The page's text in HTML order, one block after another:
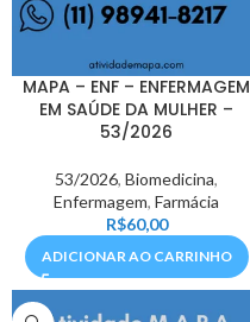
MAPA – ENF – ENFERMAGEM
EM SAÚDE DA MULHER –
53/2026
53/2026, Biomedicina,
Enfermagem, Farmácia
R$60,00
ADICIONAR AO CARRINHO